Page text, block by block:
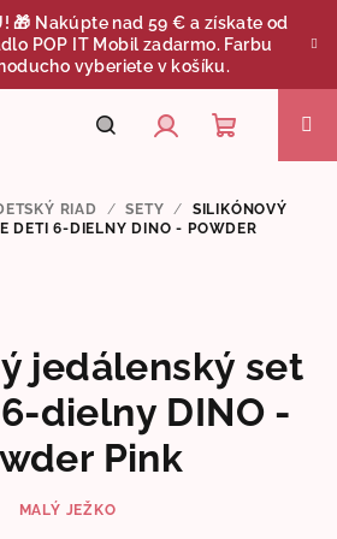
🎁 Nakúpte nad 59 € a získate od
POP IT Mobil zadarmo. Farbu
vyberiete v košíku.
Nákupný
košík
RIAD / SETY /
SILIKÓNOVÝ
DETI 6-DIELNY DINO - POWDER
jedálenský set
dielny DINO -
Pink
MALÝ JEŽKO